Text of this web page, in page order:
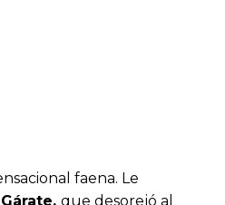
faena. Le
que desorejó al